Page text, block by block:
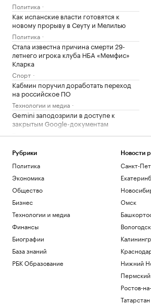
Политика
Как испанские власти готовятся к
новому прорыву в Сеуту и Мелилью
Политика
Стала известна причина смерти 29-
летнего игрока клуба НБА «Мемфис»
Кларка
Спорт
Кабмин поручил доработать переход
на российское ПО
Технологии и медиа
Gemini заподозрили в доступе к
закрытым Google-документам
Технологии и медиа
дронов превысило десять
Политика
МИД России заявил о попытках Запада
втянуть Грузию в «кровавые авантюры»
Политика
Инженер по имени Прометей. Что
известно о новом ИИ-стартапе Безоса
Подписка на РБК
Пашинян объявил закрытой страницу
конфликта Армении и Азербайджана
Политика
Рубрики
Политика
Экономика
Общество
Бизнес
Технологии и медиа
Финансы
Биографии
База знаний
РБК Образование
Новости
Санкт-
Омск
Нижний
Ростов-
Татарстан